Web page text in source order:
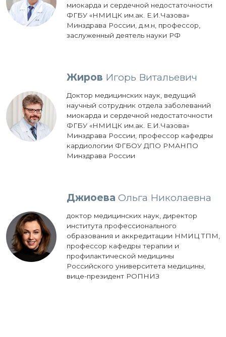
миокарда и сердечной недостаточности
ФГБУ «НМИЦК им.ак. Е.И.Чазова»
Минздрава России, д.м.н, профессор,
заслуженный деятель науки РФ
Жиров Игорь Витальевич
Доктор медицинских наук, ведущий
научный сотрудник отдела заболеваний
миокарда и сердечной недостаточности
ФГБУ «НМИЦК им.ак. Е.И.Чазова»
Минздрава России, профессор кафедры
кардиологии ФГБОУ ДПО РМАНПО
Минздрава России
Джиоева Ольга Николаевна
доктор медицинских наук, директор
института профессионального
образования и аккредитации НМИЦ ТПМ,
профессор кафедры терапии и
профилактической медицины
Российского университета медицины,
вице-президент РОПНИЗ